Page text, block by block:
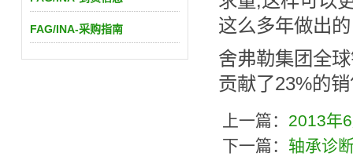
这么多年做出
舍弗勒集团全
贡献了23%的
上一篇： 2013年
下一篇： 轴承诊
FAG/INA-采购指南